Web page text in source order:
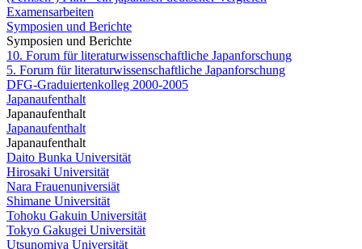
Examensarbeiten
Symposien und Berichte
Symposien und Berichte
10. Forum für literaturwissenschaftliche Japanforschung
5. Forum für literaturwissenschaftliche Japanforschung
DFG-Graduiertenkolleg 2000-2005
Japanaufenthalt
Japanaufenthalt
Japanaufenthalt
Japanaufenthalt
Daito Bunka Universität
Hirosaki Universität
Nara Frauenuniversiät
Shimane Universität
Tohoku Gakuin Universität
Tokyo Gakugei Universität
Utsunomiya Universität